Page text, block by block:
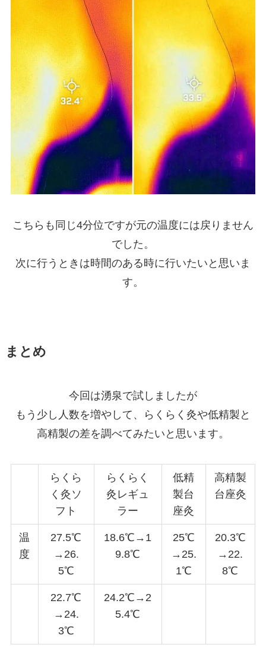
こちらも同じ4分位ですが元の温度には戻りません
でした。
次に行うときは時間のある時に行いたいと思いま
す。
まとめ
今回は湧泉で試しましたが
もう少し人数を増やして、らくらく灸や低精製と
高精製の差を調べてみたいと思います。
らくら
く灸ソ
フト
らくらく
灸レギュ
ラー
低精
製台
座灸
高精製
台座灸
温
度
27.5℃
→26.
5℃
18.6℃→1
9.8℃
25℃
→25.
1℃
20.3℃
→22.
8℃
22.7℃
→24.
3℃
24.2℃→2
5.4℃